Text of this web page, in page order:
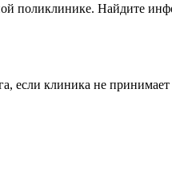
поликлинике. Найдите
если клиника не принимает